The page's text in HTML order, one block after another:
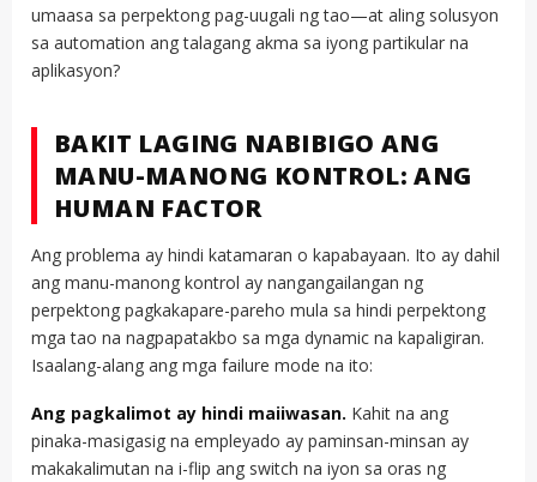
umaasa sa perpektong pag-uugali ng tao—at aling solusyon
sa automation ang talagang akma sa iyong partikular na
aplikasyon?
BAKIT LAGING NABIBIGO ANG
MANU-MANONG KONTROL: ANG
HUMAN FACTOR
Ang problema ay hindi katamaran o kapabayaan. Ito ay dahil
ang manu-manong kontrol ay nangangailangan ng
perpektong pagkakapare-pareho mula sa hindi perpektong
mga tao na nagpapatakbo sa mga dynamic na kapaligiran.
Isaalang-alang ang mga failure mode na ito:
Ang pagkalimot ay hindi maiiwasan. Kahit na ang
pinaka-masigasig na empleyado ay paminsan-minsan ay
makakalimutan na i-flip ang switch na iyon sa oras ng